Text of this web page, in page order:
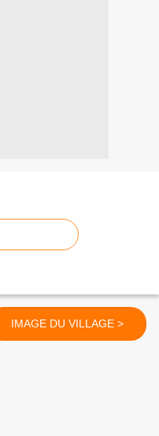
IMAGE DU VILLAGE >